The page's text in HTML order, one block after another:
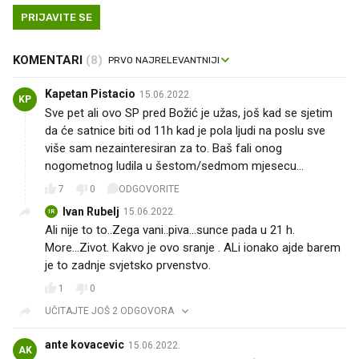
PRIJAVITE SE
KOMENTARI (8)
KP Kapetan Pistacio 15.06.2022.
Sve pet ali ovo SP pred Božić je užas, još kad se sjetim
da će satnice biti od 11h kad je pola ljudi na poslu sve
više sam nezainteresiran za to. Baš fali onog
nogometnog ludila u šestom/sedmom mjesecu…
7 0 ODGOVORITE
IR Ivan Rubelj 15.06.2022.
Ali nije to to..Zega vani..piva...sunce pada u 21 h.
More...Zivot. Kakvo je ovo sranje . ALi ionako ajde barem
je to zadnje svjetsko prvenstvo.
1
0
UČITAJTE JOŠ 2 ODGOVORA
AK ante kovacevic 15.06.2022.